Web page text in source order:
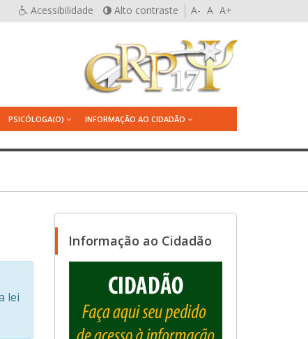
Acessibilidade Alto contraste A- A A+
PSICÓLOGA(O) INFORMAÇÃO AO CIDADÃO
lei
Informação ao Cidadão